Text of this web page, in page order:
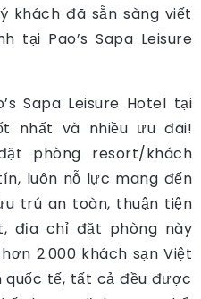
khách đã sẵn sàng viết
tại Pao’s Sapa Leisure
Sapa Leisure Hotel tại
nhất và nhiều ưu đãi!
phòng resort/khách
luôn nỗ lực mang đến
trú an toàn, thuận tiện
địa chỉ đặt phòng này
2.000 khách sạn Việt
quốc tế, tất cả đều được